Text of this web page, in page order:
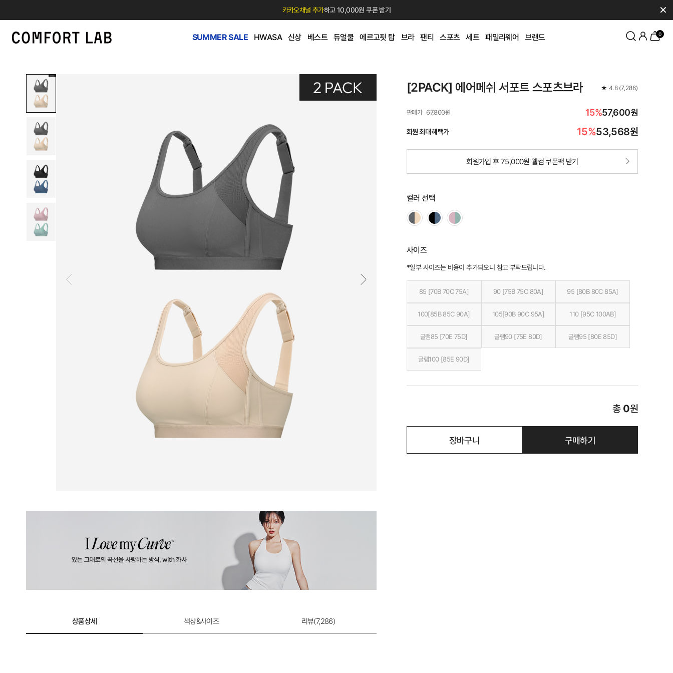
카카오채널 추가하고 10,000원 쿠폰 받기 ✕
SUMMER SALE HWASA 신상 베스트 듀얼쿨 에르고핏 탑 브라 팬티 스포츠 세트 패밀리웨어 브랜드 0
상품상세 색상&사이즈 리뷰(7,286)
[2PACK] 에어메쉬 서포트 스포츠브라 ★ 4.8 (7,286)
67,800원 15%57,600원
회원 최대 혜택가 15%53,568원
회원가입 후 75,000원 웰컴 쿠폰팩 받기
컬러 선택
사이즈
*일부 사이즈는 비용이 추가되오니 참고 부탁드립니다.
85 [70B 70C 75A] 90 [75B 75C 80A] 95 [80B 80C 85A]
100[85B 85C 90A] 105[90B 90C 95A] 110 [95C 100AB]
글램85 [70E 75D] 글램90 [75E 80D] 글램95 [80E 85D]
글램100 [85E 90D]
총 0원
장바구니 구매하기